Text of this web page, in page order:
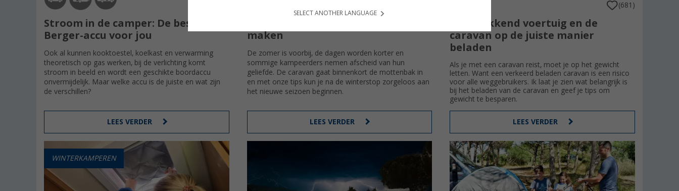
Stroom in de camper: De beste
Berger-accu voor jou
Ook al kunnen kooktoestel, koelkast en verwarming
theoretisch op gas werken, bij de verlichting komt
stroom in beeld en wordt een geschikte boordaccu
onvermijdelijk. Maar welke accu is de juiste en wat zijn
de verschillen?
LEES VERDER
maken
De zomer is voorbij, de dagen worden korter en
sommige kampeerders nemen afscheid van hun
geliefde. De caravan gaat binnenkort de mottenbak in
en met onze tips kun je na de winterstop zorgeloos aan
het nieuwe seizoen beginnen.
LEES VERDER
(681)
Het trekkend voertuig en de
caravan op de juiste manier
beladen
Als je met een caravan reist, moet je op het gewicht
letten. Want een verkeerd beladen caravan is een risico
voor alle weggebruikers. Ik laat je zien wat belangrijk is
bij het beladen van de caravan en geef je tips om
gewicht te besparen.
LEES VERDER
WINTERKAMPEREN
SELECT ANOTHER LANGUAGE